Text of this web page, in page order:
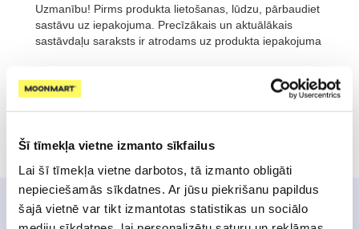
Šī tīmekļa vietne izmanto sīkfailus
Lai šī tīmekļa vietne darbotos, tā izmanto obligāti
nepieciešamās sīkdatnes. Ar jūsu piekrišanu papildus
šajā vietnē var tikt izmantotas statistikas un sociālo
Augstas kvalitātes cementējošas smiltis kaķu tualetēm. Ar aktivēto
ogli nepatīkamo smaku neitralizācijai.
Uzmanību! Pirms produkta lietošanas, lūdzu, pārbaudiet
sastāvu uz iepakojuma. Precīzākais un aktuālākais
sastāvdaļu saraksts ir atrodams uz produkta iepakojuma